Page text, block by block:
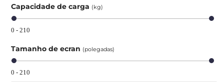
Capacidade de carga (kg)
0 - 210
Tamanho de ecran (polegadas)
0 - 210